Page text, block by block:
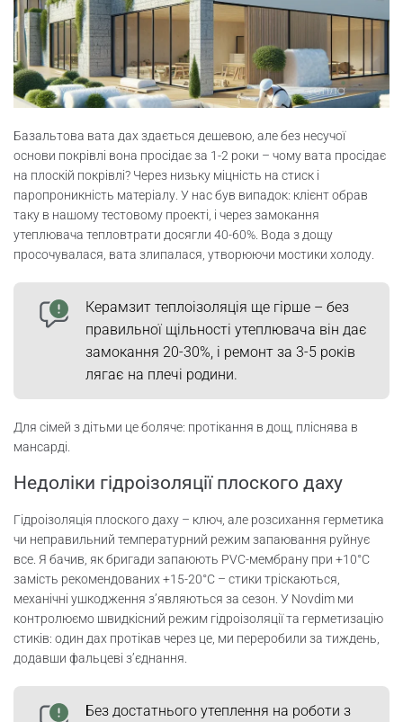
Базальтова вата дах здається дешевою, але без несучої
основи покрівлі вона просідає за 1-2 роки – чому вата просідає
на плоскій покрівлі? Через низьку міцність на стиск і
паропроникність матеріалу. У нас був випадок: клієнт обрав
таку в нашому тестовому проекті, і через замокання
утеплювача тепловтрати досягли 40-60%. Вода з дощу
просочувалася, вата злипалася, утворюючи мостики холоду.
Керамзит теплоізоляція ще гірше – без
правильної щільності утеплювача він дає
замокання 20-30%, і ремонт за 3-5 років
лягає на плечі родини.
Для сімей з дітьми це боляче: протікання в дощ, пліснява в
мансарді.
Недоліки гідроізоляції плоского даху
Гідроізоляція плоского даху – ключ, але розсихання герметика
чи неправильний температурний режим запаювання руйнує
все. Я бачив, як бригади запаюють PVC-мембрану при +10°C
замість рекомендованих +15-20°C – стики тріскаються,
механічні ушкодження з’являються за сезон. У Novdim ми
контролюємо швидкісний режим гідроізоляції та герметизацію
стиків: один дах протікав через це, ми переробили за тиждень,
додавши фальцеві з’єднання.
Без достатнього утеплення на роботи з